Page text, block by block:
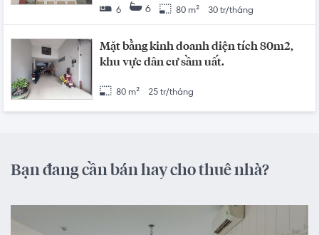
6 6 80 m² 30 tr/tháng
Mặt bằng kinh doanh diện tích 80m2,
khu vực dân cư sầm uất.
80 m² 25 tr/tháng
Bạn đang cần bán hay cho thuê nhà?